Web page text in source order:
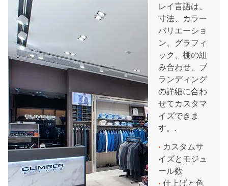
レイ言語は、
寸法、カラー
バリエーショ
ン、グラフィ
ック、棚の組
み合わせ、ブ
ランディング
の詳細に合わ
せてカスタマ
イズできま
す。.
• カスタムサ
イズとモジュ
ール数
• 仕上げと色